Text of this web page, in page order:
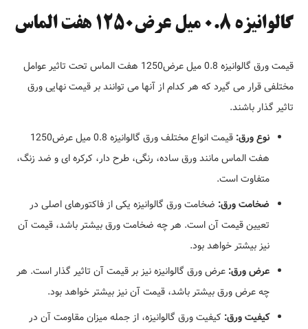
گالوانیزه 0.8 میل عرض1250 هفت الماس
قیمت ورق گالوانیزه 0.8 میل عرض1250 هفت الماس تحت تاثیر عوامل
مختلفی قرار می گیرد که هر کدام از آنها می توانند بر قیمت نهایی ورق
تاثیر گذار باشند.
نوع ورق:
قیمت انواع مختلف ورق گالوانیزه 0.8 میل عرض1250
هفت الماس مانند ورق ساده، رنگی، طرح دار، کرکره ای و ضد زنگ،
متفاوت است.
ضخامت ورق: ضخامت ورق گالوانیزه یکی از فاکتورهای اصلی در
تعیین قیمت آن است. هر چه ضخامت ورق بیشتر باشد، قیمت آن
نیز بیشتر خواهد بود.
عرض ورق: عرض ورق گالوانیزه نیز بر قیمت آن تاثیر گذار است. هر
چه عرض ورق بیشتر باشد، قیمت آن نیز بیشتر خواهد بود.
کیفیت ورق: کیفیت ورق گالوانیزه، از جمله میزان مقاومت آن در